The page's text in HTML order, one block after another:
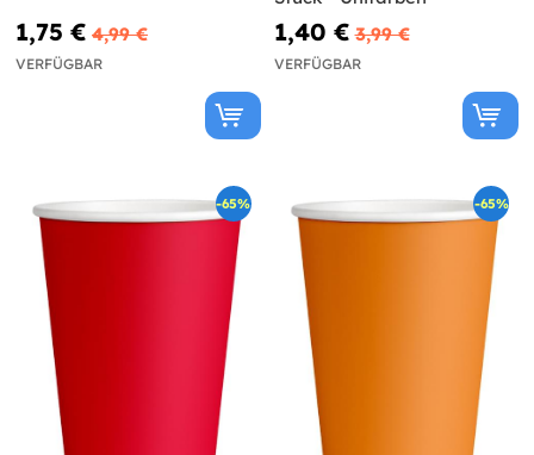
1,75 € 4,99 €
VERFÜGBAR
1,40 € 3,99 €
VERFÜGBAR
-65% -65%